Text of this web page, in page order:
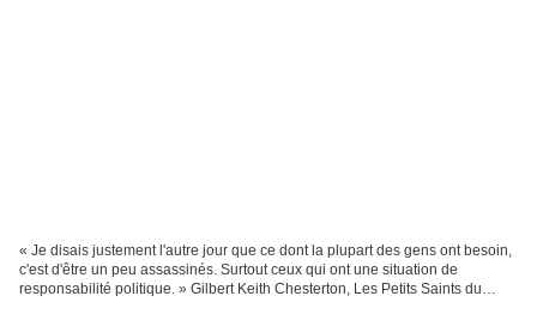
« Je disais justement l'autre jour que ce dont la plupart des gens ont besoin,
c'est d'être un peu assassinés. Surtout ceux qui ont une situation de
responsabilité politique. » Gilbert Keith Chesterton, Les Petits Saints du